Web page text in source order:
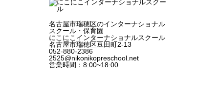
名古屋市瑞穂区のインターナショナル
スクール・保育園
にこにこインターナショナルスクール
名古屋市瑞穂区豆田町2-13
052-880-2386
2525@nikonikopreschool.net
営業時間：8:00~18:00